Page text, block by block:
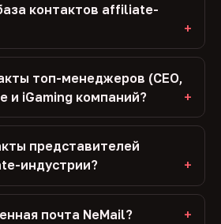
контактов affiliate-
топ-менеджеров (CEO,
и iGaming компаний?
представителей
индустрии?
почта NeMail?